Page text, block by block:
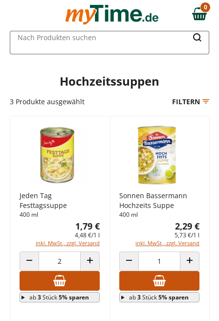
Zum Hauptinhalt springen
Zur Navigation springen
Zur Suche springen
0,00 €
0
Nach Produkten suchen
Hochzeitssuppen
3 Produkte ausgewählt FILTERN
Jeden Tag
Festtagssuppe
400 ml
1,79 €
4,48 €/1 l
inkl. MwSt., zzgl. Versand
ANZAHL VERRINGERN ANZAHL ERHÖHEN
ab3Stück5% sparen
Sonnen Bassermann
Hochzeits Suppe
400 ml
2,29 €
5,73 €/1 l
inkl. MwSt., zzgl. Versand
ANZAHL VERRINGERN ANZAHL
ab3Stück5% sparen